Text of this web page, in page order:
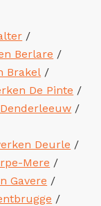
/
Berlare /
Brakel /
De Pinte /
/
Deurle /
Mere /
Gavere /
/